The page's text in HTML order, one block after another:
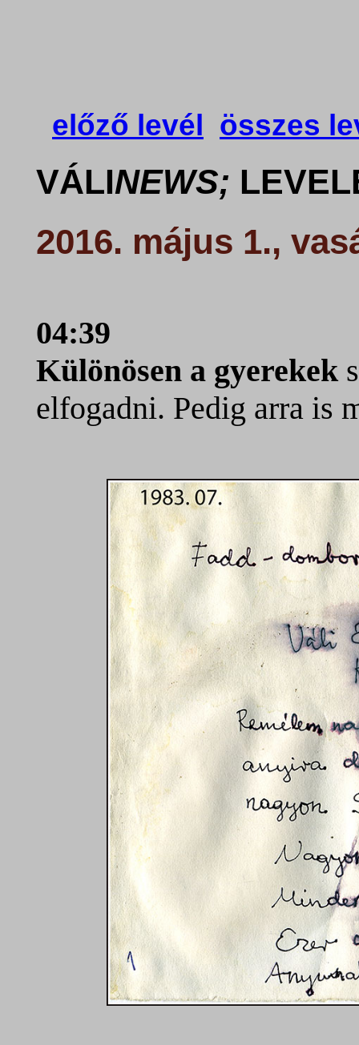
előző levél összes
VÁLINEWS;
2016. május 1.,
04:39
Különösen a gyerekek
elfogadni. Pedig arra is